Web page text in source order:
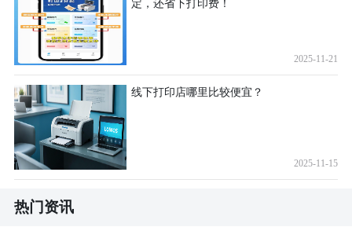
定，还省下打印费！
2025-11-21
线下打印店哪里比较便宜？
2025-11-15
热门资讯